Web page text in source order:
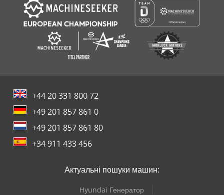
+44 20 331 800 72
+49 201 857 861 0
+49 201 857 861 80
+34 911 433 456
Актуальні пошуки машин:
Hyundai Генератор